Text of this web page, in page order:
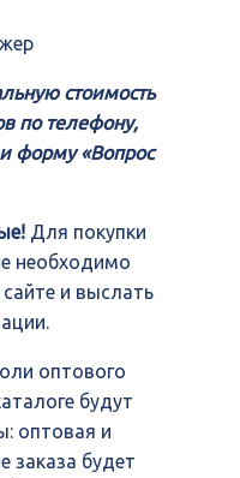
стоимость
по телефону,
форму «Вопрос
Для покупки
необходимо
и выслать
оптового
будут
оптовая и
заказа будет